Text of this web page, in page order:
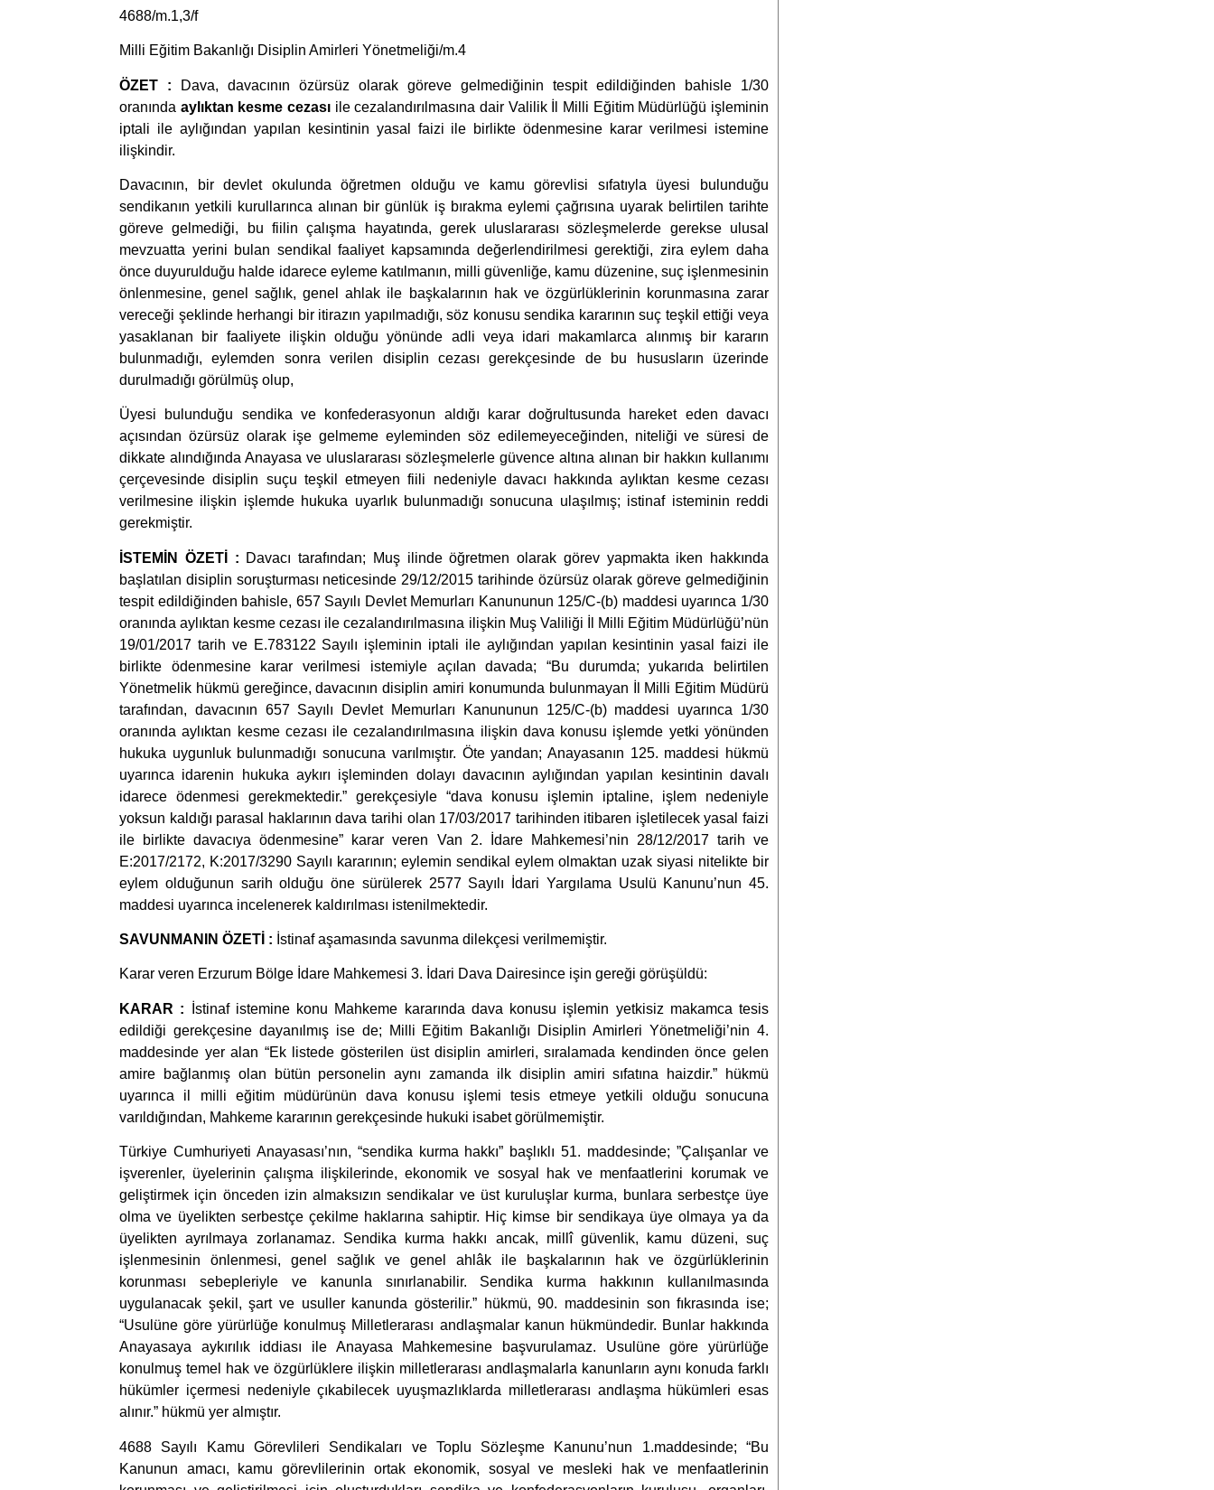
4688/m.1,3/f
Milli Eğitim Bakanlığı Disiplin Amirleri Yönetmeliği/m.4
ÖZET : Dava, davacının özürsüz olarak göreve gelmediğinin tespit edildiğinden bahisle 1/30
oranında aylıktan kesme cezası ile cezalandırılmasına dair Valilik İl Milli Eğitim Müdürlüğü işleminin
iptali ile aylığından yapılan kesintinin yasal faizi ile birlikte ödenmesine karar verilmesi istemine
ilişkindir.
Davacının, bir devlet okulunda öğretmen olduğu ve kamu görevlisi sıfatıyla üyesi bulunduğu
sendikanın yetkili kurullarınca alınan bir günlük iş bırakma eylemi çağrısına uyarak belirtilen tarihte
göreve gelmediği, bu fiilin çalışma hayatında, gerek uluslararası sözleşmelerde gerekse ulusal
mevzuatta yerini bulan sendikal faaliyet kapsamında değerlendirilmesi gerektiği, zira eylem daha
önce duyurulduğu halde idarece eyleme katılmanın, milli güvenliğe, kamu düzenine, suç işlenmesinin
önlenmesine, genel sağlık, genel ahlak ile başkalarının hak ve özgürlüklerinin korunmasına zarar
vereceği şeklinde herhangi bir itirazın yapılmadığı, söz konusu sendika kararının suç teşkil ettiği veya
yasaklanan bir faaliyete ilişkin olduğu yönünde adli veya idari makamlarca alınmış bir kararın
bulunmadığı, eylemden sonra verilen disiplin cezası gerekçesinde de bu hususların üzerinde
durulmadığı görülmüş olup,
Üyesi bulunduğu sendika ve konfederasyonun aldığı karar doğrultusunda hareket eden davacı
açısından özürsüz olarak işe gelmeme eyleminden söz edilemeyeceğinden, niteliği ve süresi de
dikkate alındığında Anayasa ve uluslararası sözleşmelerle güvence altına alınan bir hakkın kullanımı
çerçevesinde disiplin suçu teşkil etmeyen fiili nedeniyle davacı hakkında aylıktan kesme cezası
verilmesine ilişkin işlemde hukuka uyarlık bulunmadığı sonucuna ulaşılmış; istinaf isteminin reddi
gerekmiştir.
İSTEMİN ÖZETİ : Davacı tarafından; Muş ilinde öğretmen olarak görev yapmakta iken hakkında
başlatılan disiplin soruşturması neticesinde 29/12/2015 tarihinde özürsüz olarak göreve gelmediğinin
tespit edildiğinden bahisle, 657 Sayılı Devlet Memurları Kanununun 125/C-(b) maddesi uyarınca 1/30
oranında aylıktan kesme cezası ile cezalandırılmasına ilişkin Muş Valiliği İl Milli Eğitim Müdürlüğü’nün
19/01/2017 tarih ve E.783122 Sayılı işleminin iptali ile aylığından yapılan kesintinin yasal faizi ile
birlikte ödenmesine karar verilmesi istemiyle açılan davada; “Bu durumda; yukarıda belirtilen
Yönetmelik hükmü gereğince, davacının disiplin amiri konumunda bulunmayan İl Milli Eğitim Müdürü
tarafından, davacının 657 Sayılı Devlet Memurları Kanununun 125/C-(b) maddesi uyarınca 1/30
oranında aylıktan kesme cezası ile cezalandırılmasına ilişkin dava konusu işlemde yetki yönünden
hukuka uygunluk bulunmadığı sonucuna varılmıştır. Öte yandan; Anayasanın 125. maddesi hükmü
uyarınca idarenin hukuka aykırı işleminden dolayı davacının aylığından yapılan kesintinin davalı
idarece ödenmesi gerekmektedir.” gerekçesiyle “dava konusu işlemin iptaline, işlem nedeniyle
yoksun kaldığı parasal haklarının dava tarihi olan 17/03/2017 tarihinden itibaren işletilecek yasal faizi
ile birlikte davacıya ödenmesine” karar veren Van 2. İdare Mahkemesi’nin 28/12/2017 tarih ve
E:2017/2172, K:2017/3290 Sayılı kararının; eylemin sendikal eylem olmaktan uzak siyasi nitelikte bir
eylem olduğunun sarih olduğu öne sürülerek 2577 Sayılı İdari Yargılama Usulü Kanunu’nun 45.
maddesi uyarınca incelenerek kaldırılması istenilmektedir.
SAVUNMANIN ÖZETİ : İstinaf aşamasında savunma dilekçesi verilmemiştir.
Karar veren Erzurum Bölge İdare Mahkemesi 3. İdari Dava Dairesince işin gereği görüşüldü:
KARAR :
İstinaf istemine konu Mahkeme kararında dava konusu işlemin yetkisiz makamca tesis
edildiği gerekçesine dayanılmış ise de; Milli Eğitim Bakanlığı Disiplin Amirleri Yönetmeliği’nin 4.
maddesinde yer alan “Ek listede gösterilen üst disiplin amirleri, sıralamada kendinden önce gelen
amire bağlanmış olan bütün personelin aynı zamanda ilk disiplin amiri sıfatına haizdir.” hükmü
uyarınca il milli eğitim müdürünün dava konusu işlemi tesis etmeye yetkili olduğu sonucuna
varıldığından, Mahkeme kararının gerekçesinde hukuki isabet görülmemiştir.
Türkiye Cumhuriyeti Anayasası’nın, “sendika kurma hakkı” başlıklı 51. maddesinde; ”Çalışanlar ve
işverenler, üyelerinin çalışma ilişkilerinde, ekonomik ve sosyal hak ve menfaatlerini korumak ve
geliştirmek için önceden izin almaksızın sendikalar ve üst kuruluşlar kurma, bunlara serbestçe üye
olma ve üyelikten serbestçe çekilme haklarına sahiptir. Hiç kimse bir sendikaya üye olmaya ya da
üyelikten ayrılmaya zorlanamaz. Sendika kurma hakkı ancak, millî güvenlik, kamu düzeni, suç
işlenmesinin önlenmesi, genel sağlık ve genel ahlâk ile başkalarının hak ve özgürlüklerinin
korunması sebepleriyle ve kanunla sınırlanabilir. Sendika kurma hakkının kullanılmasında
uygulanacak şekil, şart ve usuller kanunda gösterilir.” hükmü, 90. maddesinin son fıkrasında ise;
“Usulüne göre yürürlüğe konulmuş Milletlerarası andlaşmalar kanun hükmündedir. Bunlar hakkında
Anayasaya aykırılık iddiası ile Anayasa Mahkemesine başvurulamaz. Usulüne göre yürürlüğe
konulmuş temel hak ve özgürlüklere ilişkin milletlerarası andlaşmalarla kanunların aynı konuda farklı
hükümler içermesi nedeniyle çıkabilecek uyuşmazlıklarda milletlerarası andlaşma hükümleri esas
alınır.” hükmü yer almıştır.
4688 Sayılı Kamu Görevlileri Sendikaları ve Toplu Sözleşme Kanunu’nun 1.maddesinde; “Bu
Kanunun amacı, kamu görevlilerinin ortak ekonomik, sosyal ve mesleki hak ve menfaatlerinin